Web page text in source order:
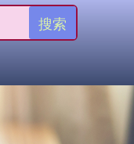
搜索